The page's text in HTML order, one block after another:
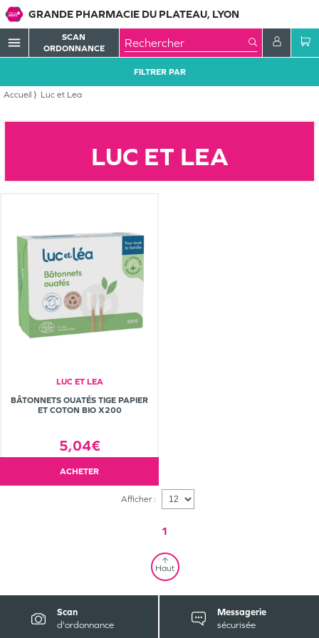
GRANDE PHARMACIE DU PLATEAU, LYON
menu
SCAN
ORDONNANCE
Accueil Luc et Lea
FILTRER PAR
LUC ET LEA
LUC ET LEA
BÂTONNETS OUATÉS TIGE PAPIER
ET COTON BIO X200
5,04€
ACHETER
Afficher :
1
Haut
Scan
d'ordonnance
Messagerie
sécurisée